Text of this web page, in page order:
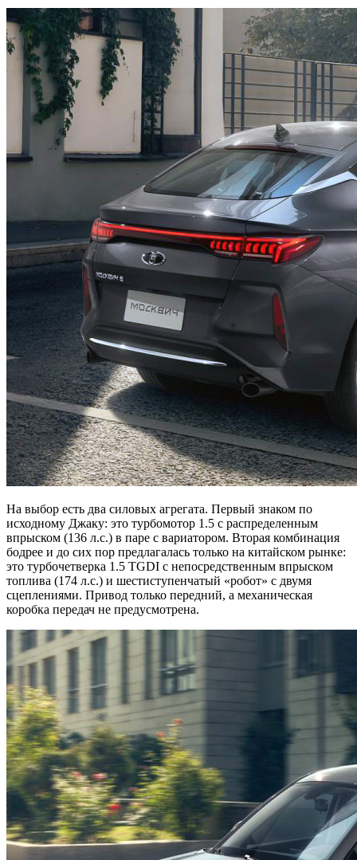
На выбор есть два силовых агрегата. Первый знаком по
исходному Джаку: это турбомотор 1.5 с распределенным
впрыском (136 л.с.) в паре с вариатором. Вторая комбинация
бодрее и до сих пор предлагалась только на китайском рынке:
это турбочетверка 1.5 TGDI с непосредственным впрыском
топлива (174 л.с.) и шестиступенчатый «робот» с двумя
сцеплениями. Привод только передний, а механическая
коробка передач не предусмотрена.